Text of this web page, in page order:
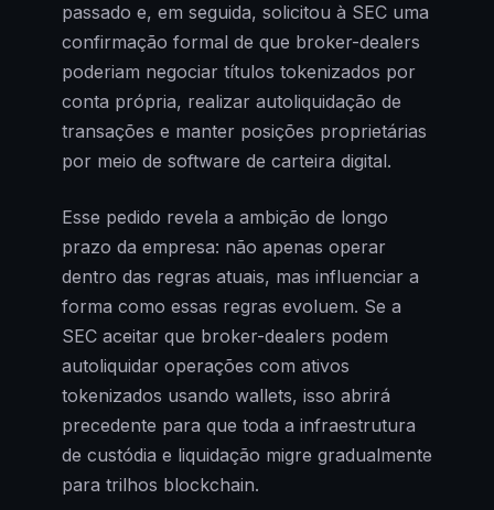
passado e, em seguida, solicitou à SEC uma
confirmação formal de que broker-dealers
poderiam negociar títulos tokenizados por
conta própria, realizar autoliquidação de
transações e manter posições proprietárias
por meio de software de carteira digital.
Esse pedido revela a ambição de longo
prazo da empresa: não apenas operar
dentro das regras atuais, mas influenciar a
forma como essas regras evoluem. Se a
SEC aceitar que broker-dealers podem
autoliquidar operações com ativos
tokenizados usando wallets, isso abrirá
precedente para que toda a infraestrutura
de custódia e liquidação migre gradualmente
para trilhos blockchain.